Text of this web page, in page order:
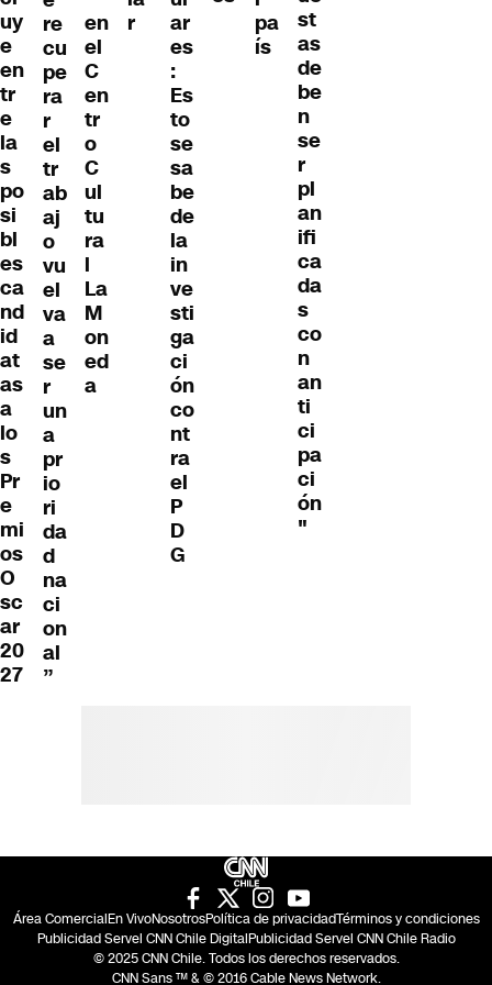
uy
e
en
tr
e
la
s
po
si
bl
es
ca
nd
id
at
as
a
lo
s
Pr
e
mi
os
O
sc
ar
20
27
re
cu
pe
ra
r
el
tr
ab
aj
o
vu
el
va
a
se
r
un
a
pr
io
ri
da
d
na
ci
on
al
”
en
el
C
en
tr
o
C
ul
tu
ra
l
La
M
on
ed
a
r
ar
es
:
Es
to
se
sa
be
de
la
in
ve
sti
ga
ci
ón
co
nt
ra
el
P
D
G
pa
ís
st
as
de
be
n
se
r
pl
an
ifi
ca
da
s
co
n
an
ti
ci
pa
ci
ón
"
Área ComercialEn VivoNosotrosPolítica de privacidadTérminos y condiciones
Publicidad Servel CNN Chile DigitalPublicidad Servel CNN Chile Radio
© 2025 CNN Chile. Todos los derechos reservados.
CNN Sans ™ & © 2016 Cable News Network.